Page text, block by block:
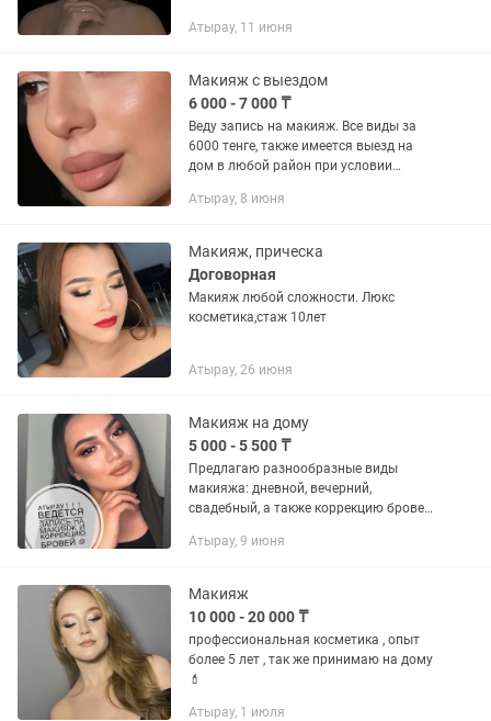
Атырау, 11 июня
Макияж с выездом
6 000 - 7 000 ₸
Веду запись на макияж. Все виды за
6000 тенге, также имеется выезд на
дом в любой район при условии
Пишите. От 3 клиентов скидка 10 %
Атырау, 8 июня
Макияж, прическа
Договорная
Макияж любой сложности. Люкс
косметика,стаж 10лет
Атырау, 26 июня
Макияж на дому
5 000 - 5 500 ₸
Предлагаю разнообразные виды
макияжа: дневной, вечерний,
свадебный, а также коррекцию бровей.
ваши пожелания. Запись заранее
Атырау, 9 июня
Макияж
10 000 - 20 000 ₸
профессиональная косметика , опыт
более 5 лет , так же принимаю на дому
💄
Атырау, 1 июля